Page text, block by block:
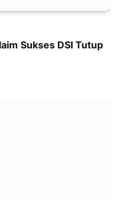
Sukses DSI Tutup